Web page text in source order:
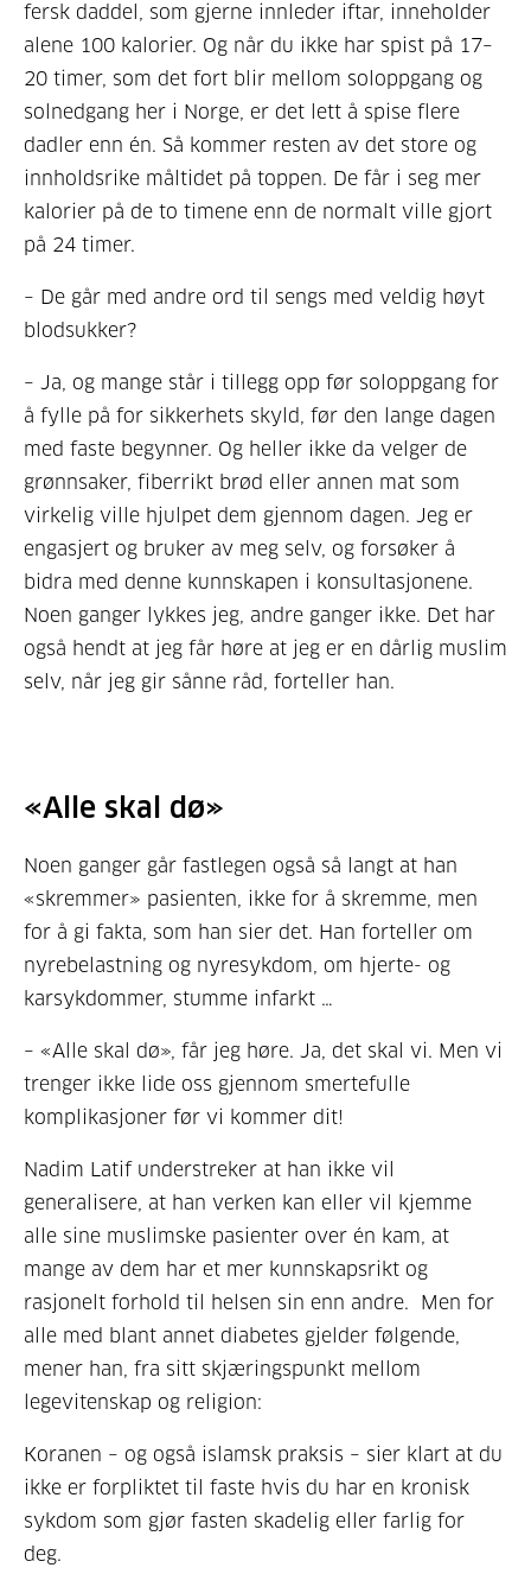
fersk daddel, som gjerne innleder iftar, inneholder
alene 100 kalorier. Og når du ikke har spist på 17–
20 timer, som det fort blir mellom soloppgang og
solnedgang her i Norge, er det lett å spise flere
dadler enn én. Så kommer resten av det store og
innholdsrike måltidet på toppen. De får i seg mer
kalorier på de to timene enn de normalt ville gjort
på 24 timer.
– De går med andre ord til sengs med veldig høyt
blodsukker?
– Ja, og mange står i tillegg opp før soloppgang for
å fylle på for sikkerhets skyld, før den lange dagen
med faste begynner. Og heller ikke da velger de
grønnsaker, fiberrikt brød eller annen mat som
virkelig ville hjulpet dem gjennom dagen. Jeg er
engasjert og bruker av meg selv, og forsøker å
bidra med denne kunnskapen i konsultasjonene.
Noen ganger lykkes jeg, andre ganger ikke. Det har
også hendt at jeg får høre at jeg er en dårlig muslim
selv, når jeg gir sånne råd, forteller han.
«Alle skal dø»
Noen ganger går fastlegen også så langt at han
«skremmer» pasienten, ikke for å skremme, men
for å gi fakta, som han sier det. Han forteller om
nyrebelastning og nyresykdom, om hjerte- og
karsykdommer, stumme infarkt …
– «Alle skal dø», får jeg høre. Ja, det skal vi. Men vi
trenger ikke lide oss gjennom smertefulle
komplikasjoner før vi kommer dit!
Nadim Latif understreker at han ikke vil
generalisere, at han verken kan eller vil kjemme
alle sine muslimske pasienter over én kam, at
mange av dem har et mer kunnskapsrikt og
rasjonelt forhold til helsen sin enn andre. Men for
alle med blant annet diabetes gjelder følgende,
mener han, fra sitt skjæringspunkt mellom
legevitenskap og religion:
Koranen – og også islamsk praksis – sier klart at du
ikke er forpliktet til faste hvis du har en kronisk
sykdom som gjør fasten skadelig eller farlig for
deg.